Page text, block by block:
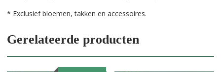
* Exclusief bloemen, takken en accessoires.
Gerelateerde producten